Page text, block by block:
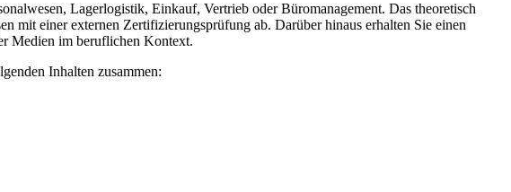
Lagerlogistik, Einkauf, Vertrieb oder Büromanagement. Das theoretisch
mit einer externen Zertifizierungsprüfung ab. Darüber hinaus erhalten Sie einen
Medien im beruflichen Kontext.
Inhalten zusammen: